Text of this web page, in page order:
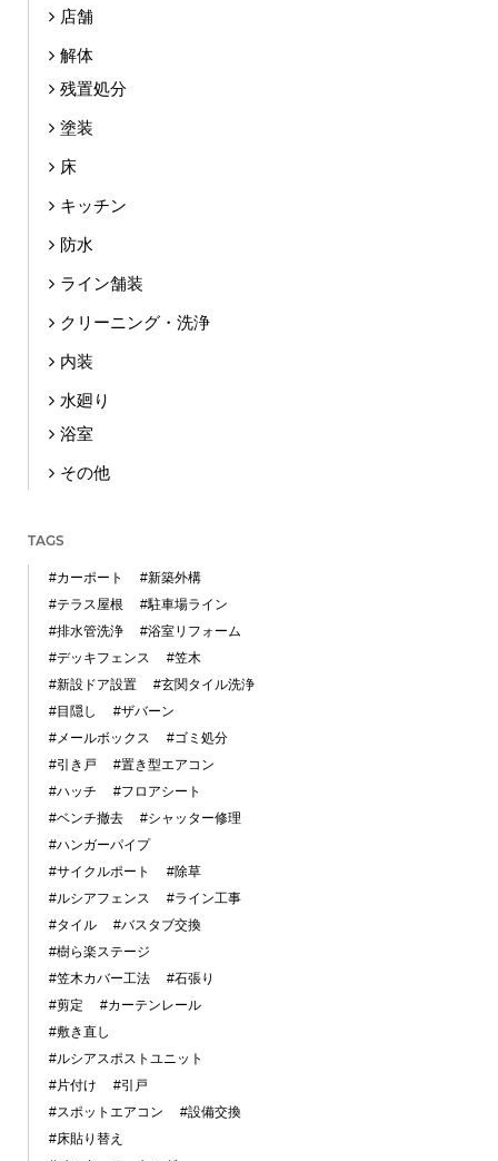
店舗
解体
残置処分
塗装
床
キッチン
防水
ライン舗装
クリーニング・洗浄
内装
水廻り
浴室
その他
TAGS
#カーポート
#新築外構
#テラス屋根
#駐車場ライン
#排水管洗浄
#浴室リフォーム
#デッキフェンス
#笠木
#新設ドア設置
#玄関タイル洗浄
#目隠し
#ザバーン
#メールボックス
#ゴミ処分
#引き戸
#置き型エアコン
#ハッチ
#フロアシート
#ベンチ撤去
#シャッター修理
#ハンガーパイプ
#サイクルポート
#除草
#ルシアフェンス
#ライン工事
#タイル
#バスタブ交換
#樹ら楽ステージ
#笠木カバー工法
#石張り
#剪定
#カーテンレール
#敷き直し
#ルシアスポストユニット
#片付け
#引戸
#スポットエアコン
#設備交換
#床貼り替え